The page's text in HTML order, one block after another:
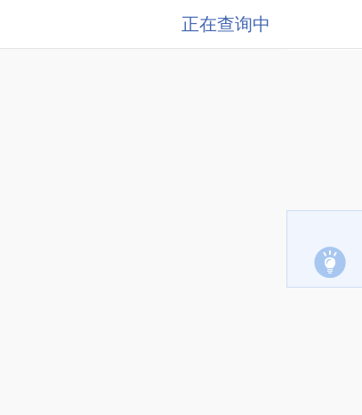
正在查询中